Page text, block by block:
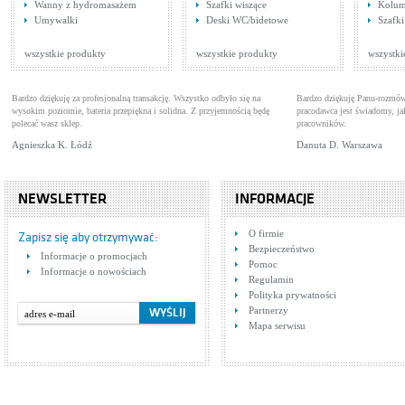
Tres Star 1.73.370
Cena: 511,00 zł WIĘCEJ
Baterie wannowe
Cena: 915,00 zł
Wanny z hydromasażem
Umywalki
wszystkie produkty
Szafki wiszące
Deski WC/bidetowe
wszystkie produkty
Bardzo dziękuję za profesjonalną transakcję. Wszystko odbyło się na
wysokim poziomie, bateria przepiękna i solidna. Z przyjemnością będę
polecać wasz sklep.
Agnieszka K. Łódź
Bardzo dziękuję Panu-
pracodawca jest świadomy,
pracowników.
Danuta D. Warszawa
NEWSLETTER
Zapisz się aby otrzymywać:
Informacje o promocjach
Informacje o nowościach
INFORMACJE
O firmie
Bezpieczeństwo
Pomoc
Regulamin
Polityka prywatności
Partnerzy
Mapa serwisu